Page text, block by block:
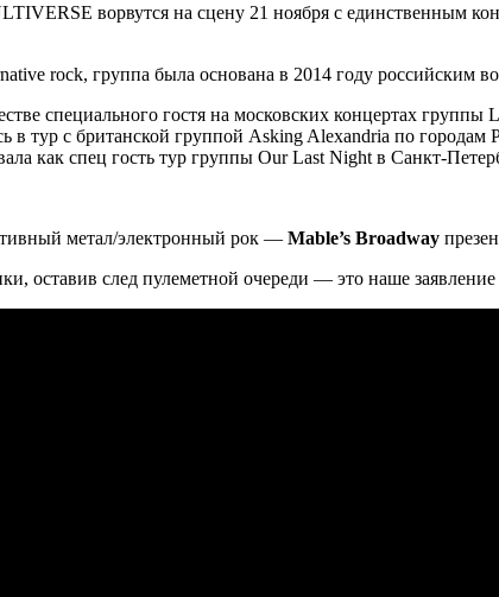
ворвутся на сцену 21 ноября с единственным
rock, группа была основана в 2014 году российским
специального гостя на московских концертах
в тур с британской группой Asking Alexandria по
как спец гость тур группы Our Last Night в Санкт-
метал/электронный рок — Mable’s Broadway
оставив след пулеметной очереди — это наше